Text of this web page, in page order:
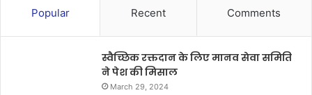
Popular Recent Comments
स्वैच्छिक रक्तदान के लिए मानव सेवा समिति
ने पेश की मिसाल
March 29, 2024